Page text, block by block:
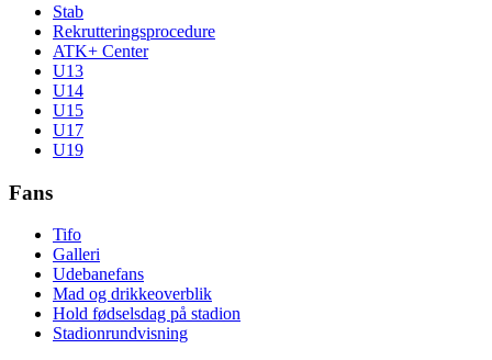
Stab
Rekrutteringsprocedure
ATK+ Center
U13
U14
U15
U17
U19
Fans
Tifo
Galleri
Udebanefans
Mad og drikkeoverblik
Hold fødselsdag på stadion
Stadionrundvisning